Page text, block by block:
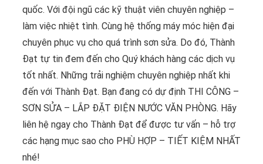
quốc. Với đội ngũ các kỹ thuật viên chuyên nghiệp –
làm việc nhiệt tình. Cùng hệ thống máy móc hiện đại
chuyên phục vụ cho quá trình sơn sửa. Do đó, Thành
Đạt tự tin đem đến cho Quý khách hàng các dịch vụ
tốt nhất. Những trải nghiệm chuyên nghiệp nhất khi
đến với Thành Đạt. Bạn đang có dự định THI CÔNG –
SƠN SỬA – LẮP ĐẶT ĐIỆN NƯỚC VĂN PHÒNG. Hãy
liên hệ ngay cho Thành Đạt để được tư vấn – hỗ trợ
các hạng mục sao cho PHÙ HỢP – TIẾT KIỆM NHẤT
nhé!